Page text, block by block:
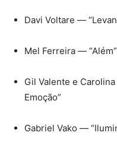
Davi Voltare —
Mel Ferreira — “Além”
Gil Valente e
Emoção”
Gabriel Vako —